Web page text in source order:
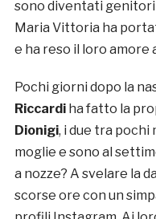
sono diventati genitori
Maria Vittoria ha
e ha reso il loro amore
Pochi giorni dopo la
Riccardi ha fatto la
Dionigi, i due tra
moglie e sono al
a nozze? A svelare la
scorse ore con un